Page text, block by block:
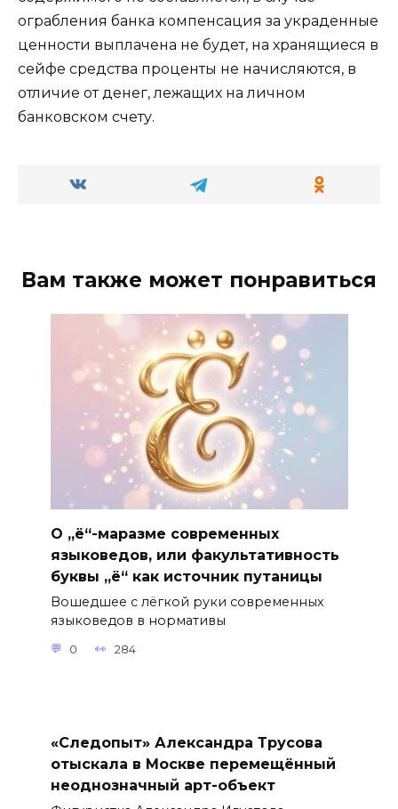
ограбления банка компенсация за украденные
ценности выплачена не будет, на хранящиеся в
сейфе средства проценты не начисляются, в
отличие от денег, лежащих на личном
банковском счету.
Вам также может понравиться
О „ё“-маразме современных
языковедов, или факультативность
буквы „ё“ как источник путаницы
Вошедшее с лёгкой руки современных
языковедов в нормативы
0 284
«Следопыт» Александра Трусова
отыскала в Москве перемещённый
неоднозначный арт-объект